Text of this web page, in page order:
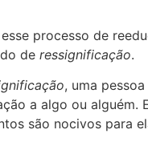
processo de
de ressignificação.
, uma
a algo ou alguém.
são nocivos para